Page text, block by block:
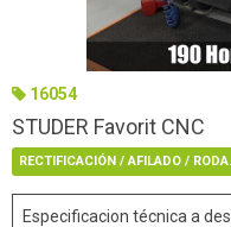
16054
STUDER Favorit CNC
Especificacion técnica a